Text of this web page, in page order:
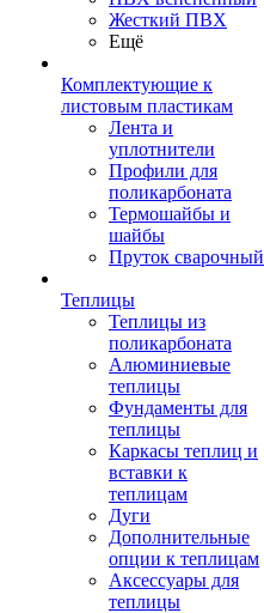
Жесткий ПВХ
Ещё
Комплектующие к
листовым пластикам
Лента и
уплотнители
Профили для
поликарбоната
Термошайбы и
шайбы
Пруток сварочный
Теплицы
Теплицы из
поликарбоната
Алюминиевые
теплицы
Фундаменты для
теплицы
Каркасы теплиц и
вставки к
теплицам
Дуги
Дополнительные
опции к теплицам
Аксессуары для
теплицы